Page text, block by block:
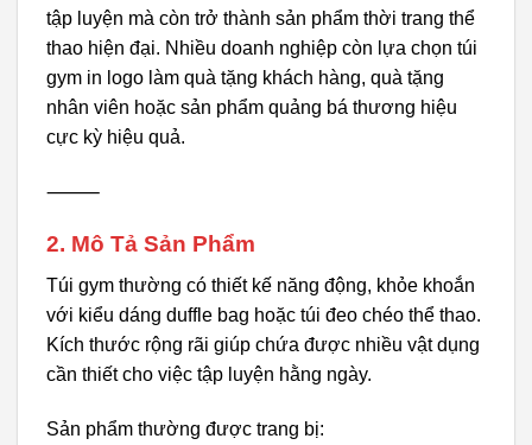
tập luyện mà còn trở thành sản phẩm thời trang thể
thao hiện đại. Nhiều doanh nghiệp còn lựa chọn túi
gym in logo làm quà tặng khách hàng, quà tặng
nhân viên hoặc sản phẩm quảng bá thương hiệu
cực kỳ hiệu quả.
⸻
2. Mô Tả Sản Phẩm
Túi gym thường có thiết kế năng động, khỏe khoắn
với kiểu dáng duffle bag hoặc túi đeo chéo thể thao.
Kích thước rộng rãi giúp chứa được nhiều vật dụng
cần thiết cho việc tập luyện hằng ngày.
Sản phẩm thường được trang bị: